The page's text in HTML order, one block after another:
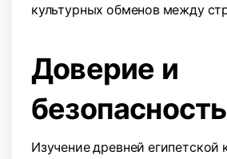
культурных обменов между
Доверие и
безопасность
Изучение древней египетской